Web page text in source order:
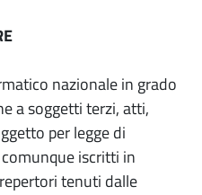
nazionale in grado
a soggetti terzi, atti,
per legge di
iscritti in
tenuti dalle